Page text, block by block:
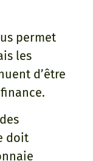
permet
les
d’être
doit